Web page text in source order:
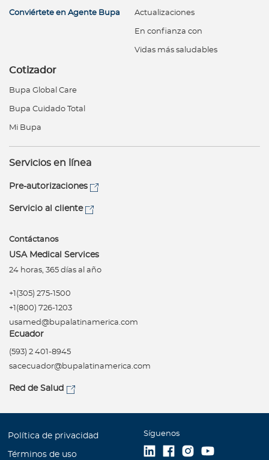
Conviértete en Agente Bupa Actualizaciones
En confianza con
Vidas más saludables
Cotizador
Bupa Global Care
Bupa Cuidado Total
Mi Bupa
Servicios en línea
Pre-autorizaciones
Servicio al cliente
Contáctanos
USA Medical Services
24 horas, 365 días al año
+1(305) 275-1500
+1(800) 726-1203
usamed@bupalatinamerica.com
Ecuador
(593) 2 401-8945
sacecuador@bupalatinamerica.com
Red de Salud
Política de privacidad
Términos de uso
Síguenos